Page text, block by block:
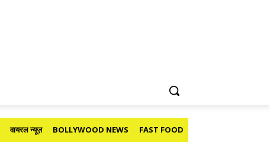
वायरल न्यूज़ BOLLYWOOD NEWS FAST FOOD